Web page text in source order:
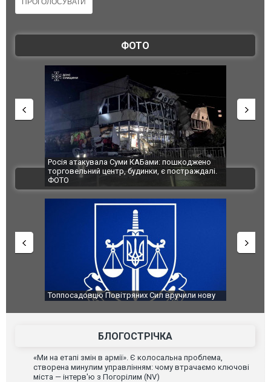
ФОТО
Суми КАБами: пошкоджено
центр, будинки, є постраждалі.
Українські надзвичайники
під час ліквідації масштабної
ВІДЕО
Повітряних Сил вручили нову
Сили оборони уразили
губернатор регіону заявив про
атаку. ВІДЕО
БЛОГОСТРІЧКА
«Ми на етапі змін в армії». Є колосальна проблема,
створена минулим управлінням: чому втрачаємо ключові
міста — інтерв'ю з Погорілим (NV)